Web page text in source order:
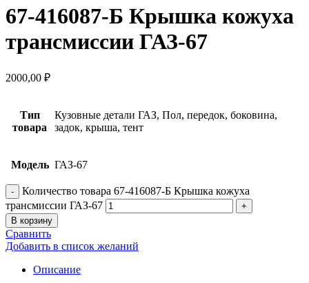
67-416087-Б Крышка кожуха
трансмиссии ГАЗ-67
2000,00 ₽
Тип
товара
Кузовные детали ГАЗ, Пол, передок, боковина,
задок, крыша, тент
Модель ГАЗ-67
Количество товара 67-416087-Б Крышка кожуха
трансмиссии ГАЗ-67
В корзину
Сравнить
Добавить в список желаний
Описание